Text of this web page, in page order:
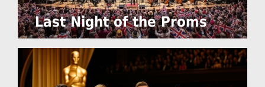
Last Night of the Proms